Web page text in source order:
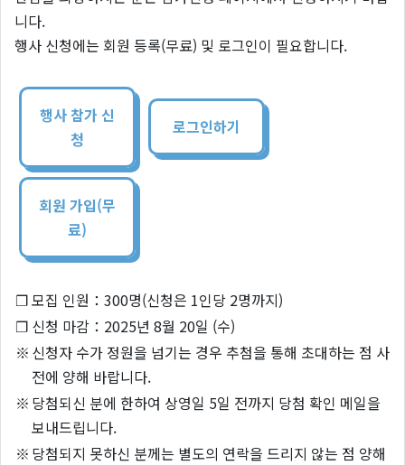
니다.
행사 신청에는 회원 등록(무료) 및 로그인이 필요합니다.
행사 참가 신
청
로그인하기
회원 가입(무
료)
❐모집 인원：300명(신청은 1인당 2명까지)
❐ 신청 마감：2025년 8월 20일 (수)
※ 신청자 수가 정원을 넘기는 경우 추첨을 통해 초대하는 점 사
전에 양해 바랍니다.
※ 당첨되신 분에 한하여 상영일 5일 전까지 당첨 확인 메일을
보내드립니다.
※ 당첨되지 못하신 분께는 별도의 연락을 드리지 않는 점 양해